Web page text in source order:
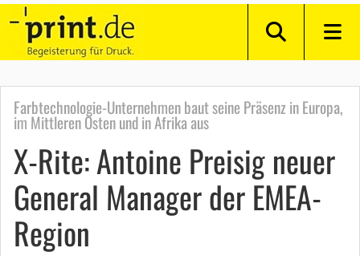
Farbtechnologie-Unternehmen baut seine Präsenz in Europa,
im Mittleren Osten und in Afrika aus
X-Rite: Antoine Preisig neuer
General Manager der EMEA-
Region